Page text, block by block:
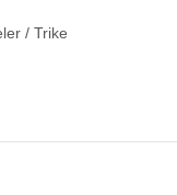
/ Trike